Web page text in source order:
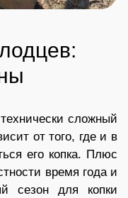
сложный
от того, где и в
его копка. Плюс
время года и
сезон для копки